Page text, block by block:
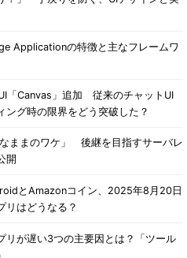
Applicationの特徴と主なフレームワ
「Canvas」追加 従来のチャットUI
ング時の限界をどう突破した？
ままのワケ」 後継を目指すサーバレ
開
とAmazonコイン、2025年8月20日
はどうなる？
リが遅い3つの主要因とは？「ツール